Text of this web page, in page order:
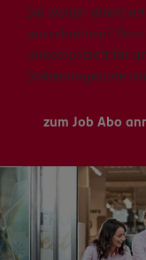
Sie wollen direkt
ausschreiben?
unkompliziert für
Stellenangebote
zum Job Abo